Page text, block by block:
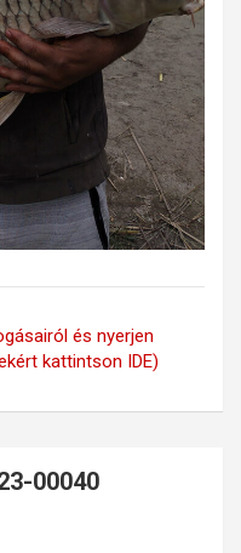
és nyerjen
kattintson IDE)
00040